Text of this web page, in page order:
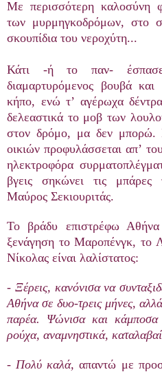
Με περισσότερη καλοσύνη
των μυρμηγκοδρόμων, στο
σκουπίδια του νεροχύτη...
Κάτι -ή το παν-
διαμαρτυρόμενος βουβά
κήπο, ενώ τ’ αγέρωχα
δελεαστικά το μοβ των
στον δρόμο, μα δεν μπορώ.
οικιών προφυλάσσεται απ’
ηλεκτροφόρα
βγεις σηκώνει τις μπάρες
Μαύρος Σεκιουριτάς.
Το βράδυ επιστρέφω
ξενάγηση το Μαροπένγκ, το
Νίκολας είναι λαλίστατος:
- Ξέρεις, κανόνισα να
Αθήνα σε δυο-τρεις μήνες,
παρέα. Ψώνισα και κάμποσα
ρούχα, αναμνηστικά,
- Πολύ καλά, απαντώ με